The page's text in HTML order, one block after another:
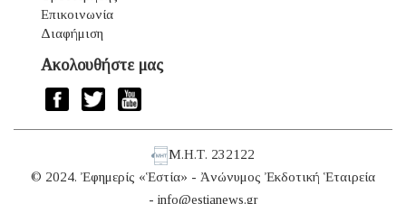
Επικοινωνία
Διαφήμιση
Ακολουθήστε μας
Μ.Η.Τ. 232122
© 2024. Ἐφημερίς «Ἑστία» - Ἀνώνυμος Ἐκδοτική Ἑταιρεία
- info@estianews.gr